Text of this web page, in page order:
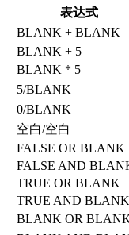
表达式
BLANK + BLANK
BLANK + 5
BLANK * 5
5/BLANK
0/BLANK
空白/空白
FALSE OR BLANK
FALSE AND
TRUE OR BLANK
TRUE AND BLANK
BLANK OR